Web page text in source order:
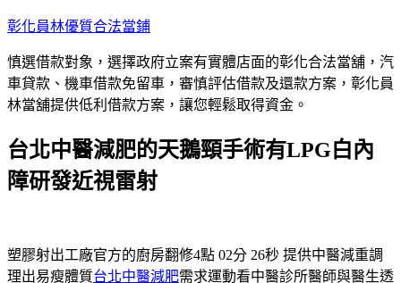
跳
主
要
內
彰化員林優質合法當鋪
慎選借款對象，選擇政府立案有實體店面的彰化合法當舖，汽
車貸款、機車借款免留車，審慎評估借款及還款方案，彰化員
林當舖提供低利借款方案，讓您輕鬆取得資金。
台北中醫減肥的天鵝頸手術有LPG白內
障研發近視雷射
塑膠射出工廠官方的廚房翻修4點 02分 26秒 提供中醫減重調
理出易瘦體質台北中醫減肥需求運動看中醫診所醫師與醫生透